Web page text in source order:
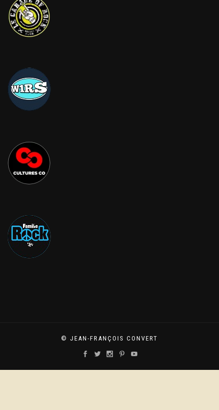
© JEAN-FRANÇOIS CONVERT